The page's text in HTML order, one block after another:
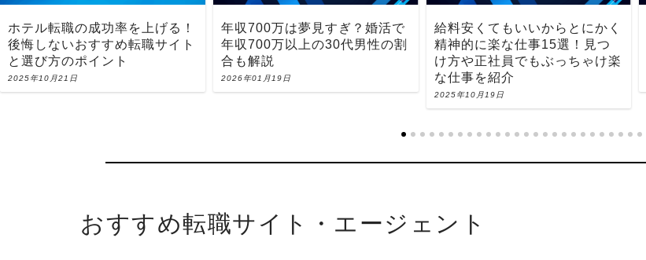
ホテル転職の成功率を上げる！
後悔しないおすすめ転職サイト
と選び方のポイント
2025年10月21日
年収700万は夢見すぎ？婚活で
年収700万以上の30代男性の割
合も解説
2026年01月19日
給料安くてもいいからとにかく
精神的に楽な仕事15選！見つ
け方や正社員でもぶっちゃけ楽
な仕事を紹介
2025年10月19日
おすすめ転職サイト・エージェント